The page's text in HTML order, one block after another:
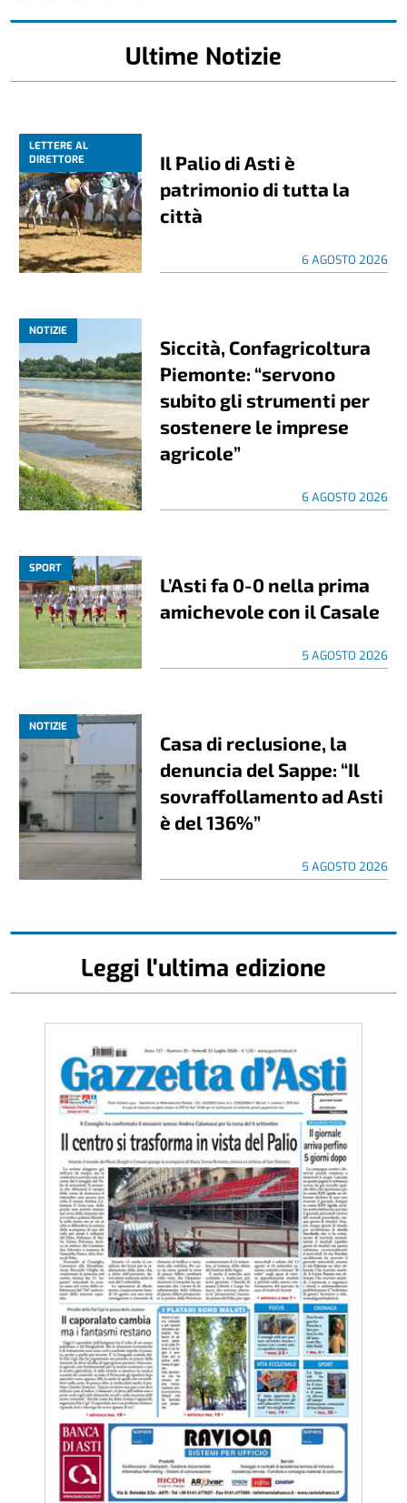
Ultime Notizie
LETTERE AL
DIRETTORE
Il Palio di Asti è
patrimonio di tutta la
città
6 AGOSTO 2026
NOTIZIE
Siccità, Confagricoltura
Piemonte: “servono
subito gli strumenti per
sostenere le imprese
agricole”
6 AGOSTO 2026
SPORT
L’Asti fa 0-0 nella prima
amichevole con il Casale
5 AGOSTO 2026
NOTIZIE
Casa di reclusione, la
denuncia del Sappe: “Il
sovraffollamento ad Asti
è del 136%”
5 AGOSTO 2026
Leggi l'ultima edizione